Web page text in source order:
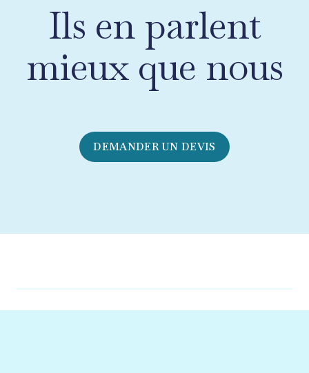
Ils en parlent
mieux que nous
DEMANDER UN DEVIS